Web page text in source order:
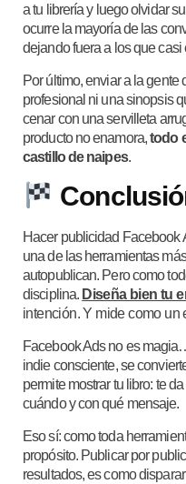
a tu librería y luego olvidar
ocurre la mayoría de las
dejando fuera a los que
Por último, enviar a la
profesional ni una sinopsis
cenar con una servilleta
producto no enamora,todo
castillo de naipes.
Hacer publicidad Facebook
una de las herramientas
autopublican. Pero como
disciplina. Diseña bien tu
intención. Y mide como un
Facebook Ads no es
indie consciente, se
permite mostrar tu libro: te
cuándo y con qué mensaje.
Eso sí: como toda
propósito. Publicar por
resultados, es como